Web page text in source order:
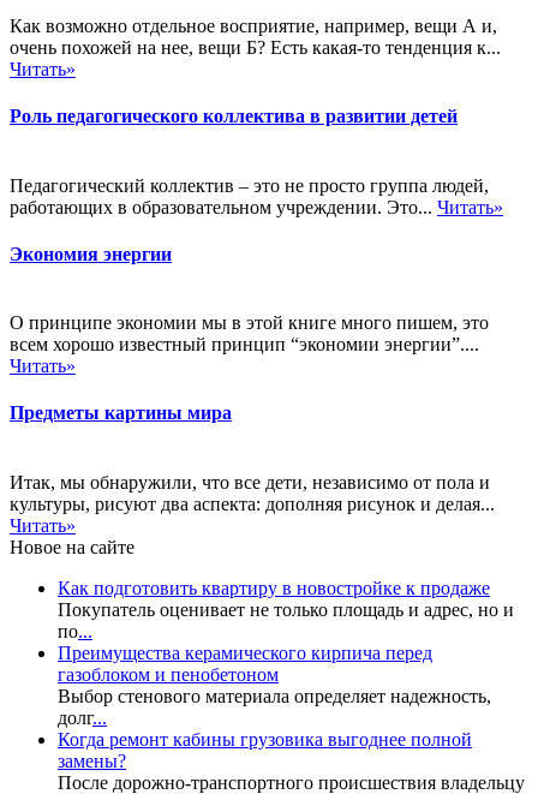
Как возможно отдельное восприятие, например, вещи А и,
очень похожей на нее, вещи Б? Есть какая-то тенденция к...
Читать»
Роль педагогического коллектива в развитии детей
Педагогический коллектив – это не просто группа людей,
работающих в образовательном учреждении. Это... Читать»
Экономия энергии
О принципе экономии мы в этой книге много пишем, это
всем хорошо известный принцип “экономии энергии”....
Читать»
Предметы картины мира
Итак, мы обнаружили, что все дети, независимо от пола и
культуры, рисуют два аспекта: дополняя рисунок и делая...
Читать»
Новое на сайте
Как подготовить квартиру в новостройке к продаже
Покупатель оценивает не только площадь и адрес, но и
по...
Преимущества керамического кирпича перед
газоблоком и пенобетоном
Выбор стенового материала определяет надежность,
долг...
Когда ремонт кабины грузовика выгоднее полной
замены?
После дорожно-транспортного происшествия владельцу